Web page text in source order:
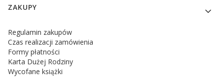
Linki w stopce
ZAKUPY
Regulamin zakupów
Czas realizacji zamówienia
Formy płatności
Karta Dużej Rodziny
Wycofane książki